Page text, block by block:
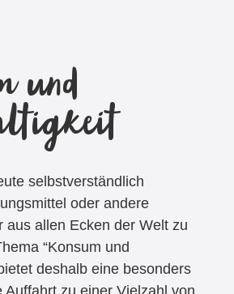
und
selbstverständlich
oder andere
aus allen Ecken der Welt zu
“Konsum und
deshalb eine besonders